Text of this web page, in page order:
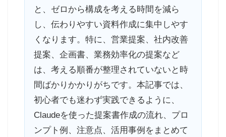
と、ゼロから構成を考える時間を減ら
し、伝わりやすい資料作成に集中しやす
くなります。特に、営業提案、社内改善
提案、企画書、業務効率化の提案など
は、考える順番が整理されていないと時
間ばかりかかりがちです。本記事では、
初心者でも迷わず実践できるように、
Claudeを使った提案書作成の流れ、プロ
ンプト例、注意点、活用事例をまとめて